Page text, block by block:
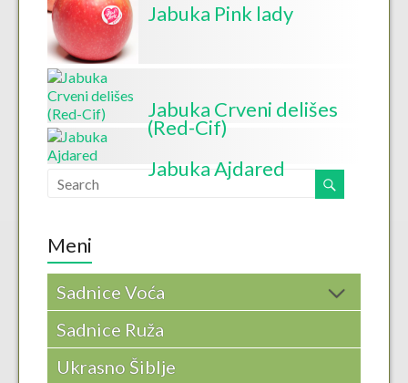
Jabuka Pink lady
Jabuka Crveni delišes
(Red-Cif)
Jabuka Ajdared
Meni
Sadnice Voća
Sadnice Ruža
Ukrasno Šiblje